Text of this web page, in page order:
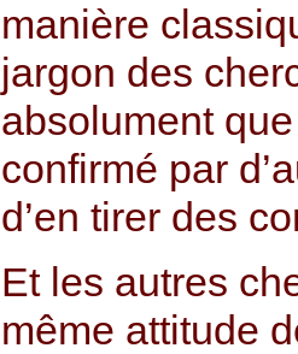
manière
jargon des
absolument
confirmé par
d’en tirer des
Et les autres
même attitude